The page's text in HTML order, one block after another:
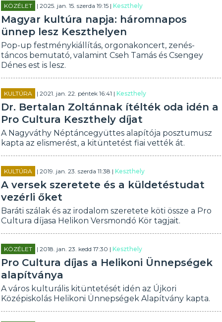
KÖZÉLET | 2025. jan. 15. szerda 19:15 |Keszthely
Magyar kultúra napja: háromnapos
ünnep lesz Keszthelyen
Pop-up festménykiállítás, orgonakoncert, zenés-
táncos bemutató, valamint Cseh Tamás és Csengey
Dénes est is lesz.
KULTÚRA | 2021. jan. 22. péntek 16:41 |Keszthely
Dr. Bertalan Zoltánnak ítélték oda idén a
Pro Cultura Keszthely díjat
A Nagyváthy Néptáncegyüttes alapítója posztumusz
kapta az elismerést, a kitüntetést fiai vették át.
KULTÚRA | 2019. jan. 23. szerda 11:38 |Keszthely
A versek szeretete és a küldetéstudat
vezérli őket
Baráti szálak és az irodalom szeretete köti össze a Pro
Cultura díjasa Helikon Versmondó Kör tagjait.
KÖZÉLET | 2018. jan. 23. kedd 17:30 |Keszthely
Pro Cultura díjas a Helikoni Ünnepségek
alapítványa
A város kulturális kitüntetését idén az Újkori
Középiskolás Helikoni Ünnepségek Alapítvány kapta.